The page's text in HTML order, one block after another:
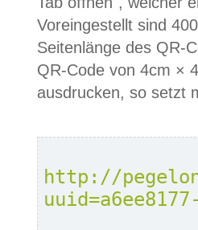
Voreingestellt sind
Seitenlänge des QR-
QR-Code von 4cm ×
ausdrucken, so setzt
http://